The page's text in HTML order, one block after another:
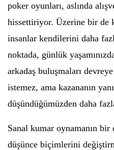
poker oyunları, aslında
hissettiriyor. Üzerine bir de
insanlar kendilerini daha
noktada, günlük
arkadaş buluşmaları
istemez, ama kazananın
düşündüğümüzden daha
Sanal kumar oynamanın
düşünce biçimlerini